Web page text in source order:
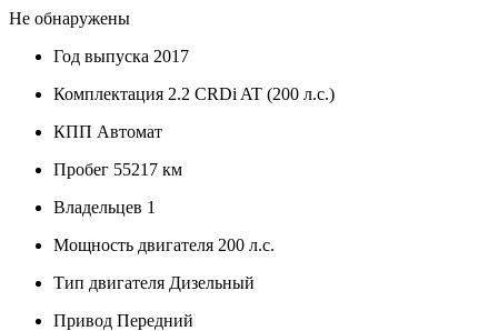
Не обнаружены
Год выпуска 2017
Комплектация 2.2 CRDi AT (200 л.с.)
КПП Автомат
Пробег 55217 км
Владельцев 1
Мощность двигателя 200 л.с.
Тип двигателя Дизельный
Привод Передний